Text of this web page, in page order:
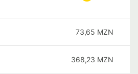
73,65 MZN
368,23 MZN